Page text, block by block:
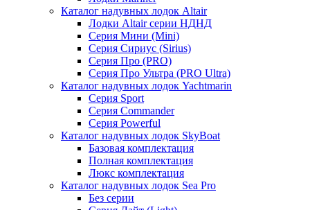
Каталог надувных лодок Altair
Лодки Altair серии НДНД
Серия Мини (Mini)
Серия Сириус (Sirius)
Серия Про (PRO)
Серия Про Ультра (PRO Ultra)
Каталог надувных лодок Yachtmarin
Серия Sport
Серия Commander
Серия Powerful
Каталог надувных лодок SkyBoat
Базовая комплектация
Полная комплектация
Люкс комплектация
Каталог надувных лодок Sea Pro
Без серии